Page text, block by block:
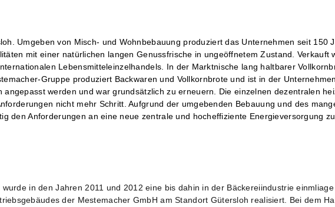
Umgeben von Misch- und Wohnbebauung produziert das Unternehmen seit 150
mit einer natürlichen langen Genussfrische in ungeöffnetem Zustand. Verkauft
Lebensmitteleinzelhandels. In der Marktnische lang haltbarer
Gruppe produziert Backwaren und Vollkornbrote und ist in der
werden und war grundsätzlich zu erneuern. Die einzelnen dezentralen
nicht mehr Schritt. Aufgrund der umgebenden Bebauung und des
den Anforderungen an eine neue zentrale und hocheffiziente Energieversorgung
in den Jahren 2011 und 2012 eine bis dahin in der Bäckereiindustrie
der Mestemacher GmbH am Standort Gütersloh realisiert. Bei dem